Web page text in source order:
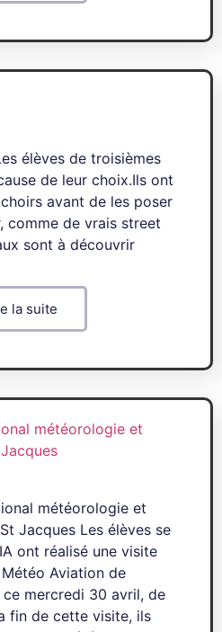
élèves de troisièmes
de leur choix.Ils ont
avant de les poser
comme de vrais street
sont à découvrir
la suite
météorologie et
Jacques Les élèves se
ont réalisé une visite
Aviation de
ce mercredi 30 avril, de
fin de cette visite, ils